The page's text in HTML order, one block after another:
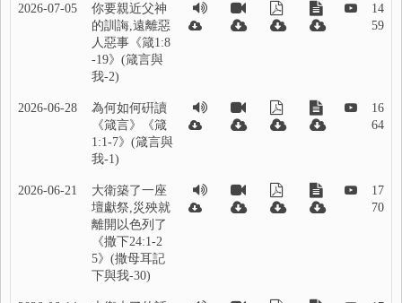
2026-07-05
你要親近父神
的訓誨,遠離惡
人惡事《箴1:8
-19》(箴言與
我-2)
14
59
2026-06-28
為何如何硏讀
《箴言》《箴
1:1-7》(箴言與
我-1)
16
64
2026-06-21
大衛築了一座
壇獻祭,災殃就
離開以色列了
《撒下24:1-2
5》(撒母耳記
下與我-30)
17
70